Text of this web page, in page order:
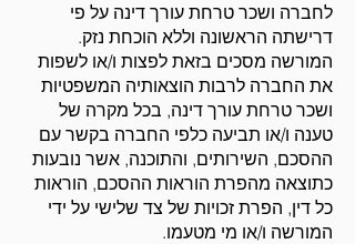
לחברה ושכר טרחת עורך דינה על פי
דרישתה הראשונה וללא הוכחת נזק.
המורשה מסכים בזאת לפצות ו/או לשפות
את החברה לרבות הוצאותיה המשפטיות
ושכר טרחת עורך דינה, בכל מקרה של
טענה ו/או תביעה כלפי החברה בקשר עם
ההסכם, השירותים, והתוכנה, אשר נובעות
כתוצאה מהפרת הוראות ההסכם, הוראות
כל דין, הפרת זכויות של צד שלישי על ידי
המורשה ו/או מי מטעמו.